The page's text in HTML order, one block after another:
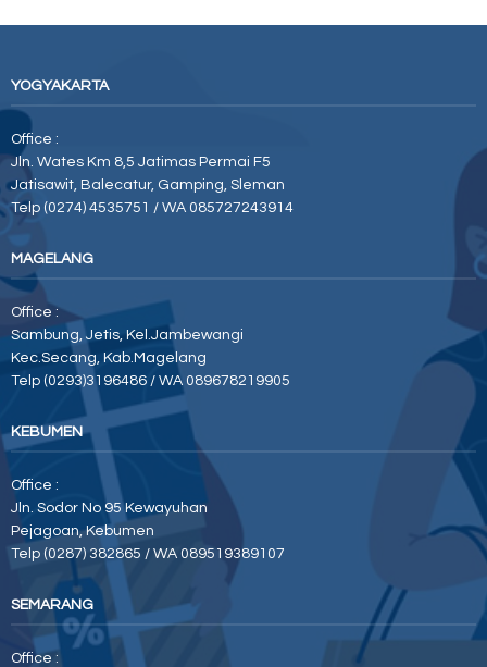
YOGYAKARTA
Office :
Jln. Wates Km 8,5 Jatimas Permai F5
Jatisawit, Balecatur, Gamping, Sleman
Telp (0274) 4535751 / WA 085727243914
MAGELANG
Office :
Sambung, Jetis, Kel.Jambewangi
Kec.Secang, Kab.Magelang
Telp (0293)3196486 / WA 089678219905
KEBUMEN
Office :
Jln. Sodor No 95 Kewayuhan
Pejagoan, Kebumen
Telp (0287) 382865 / WA 089519389107
SEMARANG
Office :